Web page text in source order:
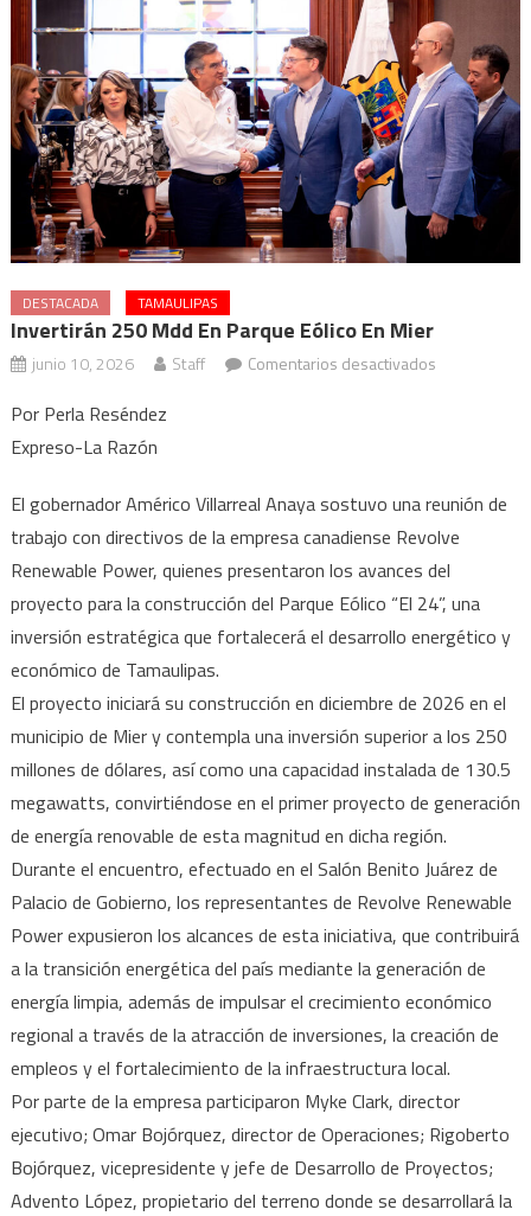
DESTACADA TAMAULIPAS
Invertirán 250 Mdd En Parque Eólico En Mier
junio 10, 2026 Staff Comentarios desactivadosen
parque
eólico
en
Mier
Por Perla Reséndez
Expreso-La Razón
El gobernador Américo Villarreal Anaya sostuvo una reunión de
trabajo con directivos de la empresa canadiense Revolve
Renewable Power, quienes presentaron los avances del
proyecto para la construcción del Parque Eólico “El 24”, una
inversión estratégica que fortalecerá el desarrollo energético y
económico de Tamaulipas.
El proyecto iniciará su construcción en diciembre de 2026 en el
municipio de Mier y contempla una inversión superior a los 250
millones de dólares, así como una capacidad instalada de 130.5
megawatts, convirtiéndose en el primer proyecto de generación
de energía renovable de esta magnitud en dicha región.
Durante el encuentro, efectuado en el Salón Benito Juárez de
Palacio de Gobierno, los representantes de Revolve Renewable
Power expusieron los alcances de esta iniciativa, que contribuirá
a la transición energética del país mediante la generación de
energía limpia, además de impulsar el crecimiento económico
regional a través de la atracción de inversiones, la creación de
empleos y el fortalecimiento de la infraestructura local.
Por parte de la empresa participaron Myke Clark, director
ejecutivo; Omar Bojórquez, director de Operaciones; Rigoberto
Bojórquez, vicepresidente y jefe de Desarrollo de Proyectos;
Advento López, propietario del terreno donde se desarrollará la